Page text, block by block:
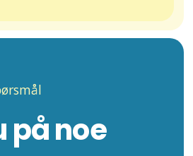
på noe